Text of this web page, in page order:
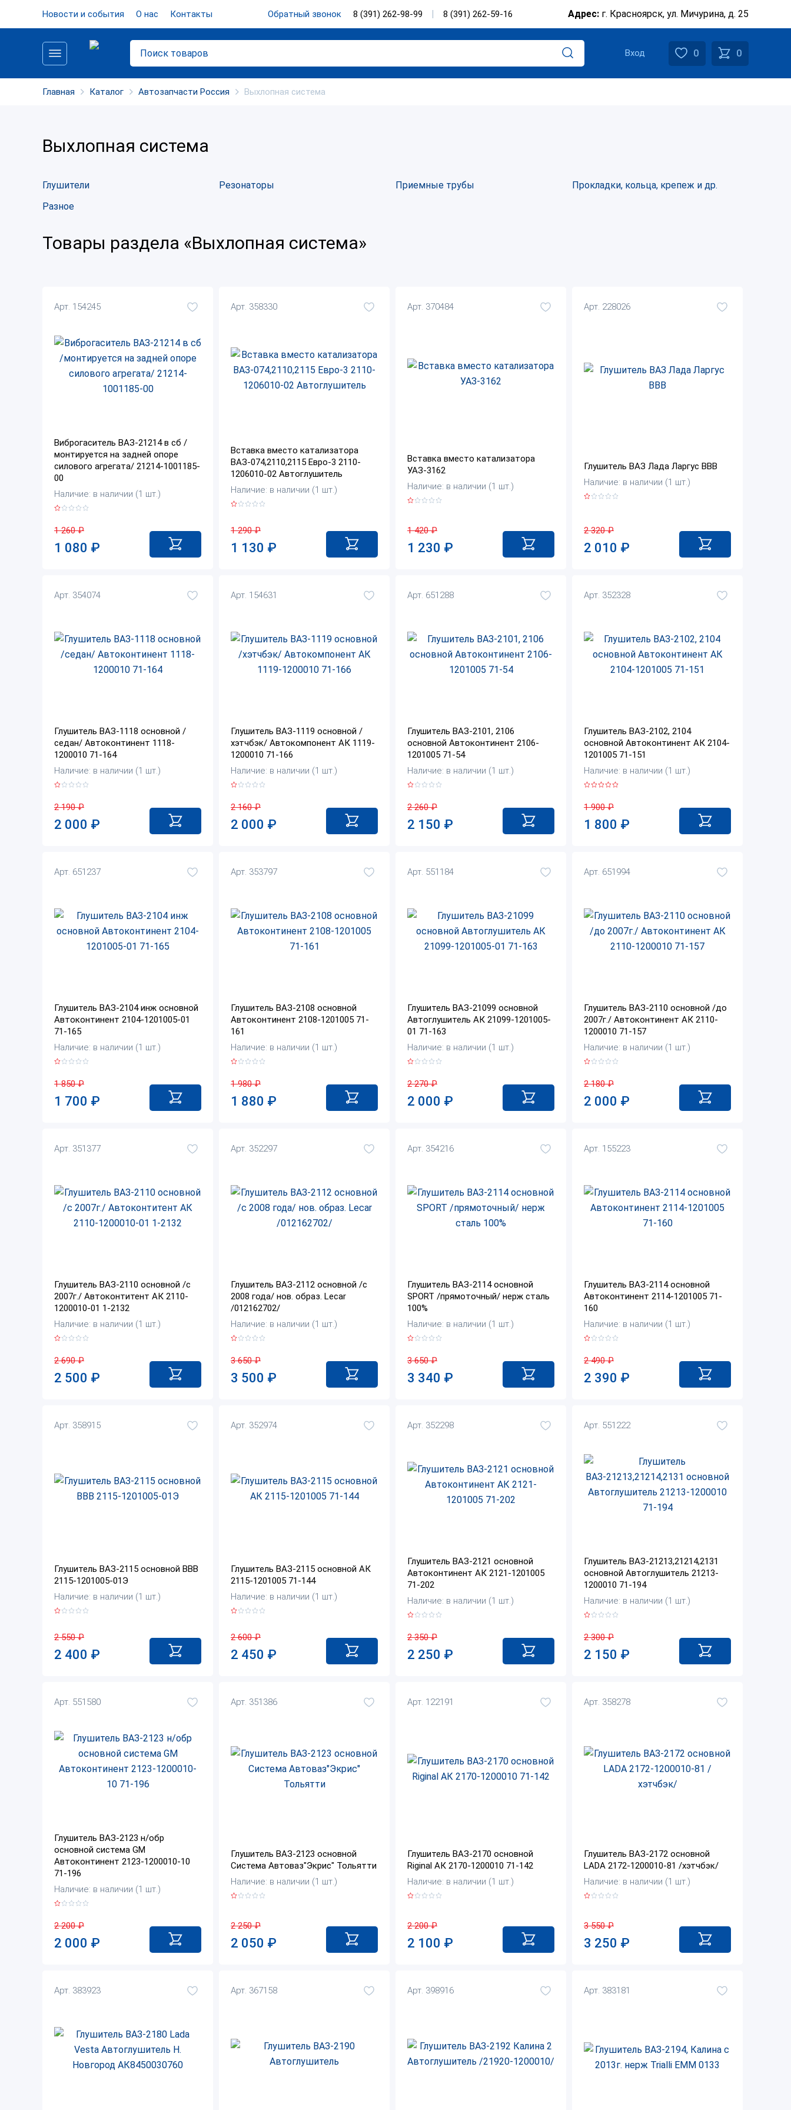
Новости и события О нас Контакты Обратный звонок 8 (391) 262-98-99 8 (391) 262-59-16 Адрес: г. Красноярск, ул. Мичурина, д. 25
Вход 0 0
Главная Каталог Автозапчасти Россия Выхлопная система
Выхлопная система
Глушители Резонаторы Приемные трубы
Прокладки, кольца, крепеж и др.
Разное
Товары раздела «Выхлопная система»
Арт. 154245
Виброгаситель ВАЗ-21214 в сб /
монтируется на задней опоре
силового агрегата/ 21214-1001185-
00
Наличие: в наличии (1 шт.)
1 260₽
1 080 ₽
Арт. 358330
Вставка вместо катализатора
ВАЗ-074,2110,2115 Евро-3 2110-
1206010-02 Автоглушитель
Наличие: в наличии (1 шт.)
1 290₽
1 130 ₽
Арт. 370484
Вставка вместо катализатора
УАЗ-3162
Наличие: в наличии (1 шт.)
1 420₽
1 230 ₽
Арт. 228026
Глушитель ВАЗ Лада Ларгус ВВВ
Наличие: в наличии (1 шт.)
2 320₽
2 010 ₽
Арт. 354074
Глушитель ВАЗ-1118 основной /
седан/ Автоконтинент 1118-
1200010 71-164
Наличие: в наличии (1 шт.)
2 190₽
2 000 ₽
Арт. 154631
Глушитель ВАЗ-1119 основной /
хэтчбэк/ Автокомпонент АК 1119-
1200010 71-166
Наличие: в наличии (1 шт.)
2 160₽
2 000 ₽
Арт. 651288
Глушитель ВАЗ-2101, 2106
основной Автоконтинент 2106-
1201005 71-54
Наличие: в наличии (1 шт.)
2 260₽
2 150 ₽
Арт. 352328
Глушитель ВАЗ-2102, 2104
основной Автоконтинент АК 2104-
1201005 71-151
Наличие: в наличии (1 шт.)
1 900₽
1 800 ₽
Арт. 651237
Глушитель ВАЗ-2104 инж основной
Автоконтинент 2104-1201005-01
71-165
Наличие: в наличии (1 шт.)
1 850₽
1 700 ₽
Арт. 353797
Глушитель ВАЗ-2108 основной
Автоконтинент 2108-1201005 71-
161
Наличие: в наличии (1 шт.)
1 980₽
1 880 ₽
Арт. 551184
Глушитель ВАЗ-21099 основной
Автоглушитель АК 21099-1201005-
01 71-163
Наличие: в наличии (1 шт.)
2 270₽
2 000 ₽
Арт. 651994
Глушитель ВАЗ-2110 основной /до
2007г./ Автоконтинент АК 2110-
1200010 71-157
Наличие: в наличии (1 шт.)
2 180₽
2 000 ₽
Арт. 351377
Глушитель ВАЗ-2110 основной /с
2007г./ Автоконтитент АК 2110-
1200010-01 1-2132
Наличие: в наличии (1 шт.)
2 690₽
2 500 ₽
Арт. 352297
Глушитель ВАЗ-2112 основной /с
2008 года/ нов. образ. Lecar
/012162702/
Наличие: в наличии (1 шт.)
3 650₽
3 500 ₽
Арт. 354216
Глушитель ВАЗ-2114 основной
SPORT /прямоточный/ нерж сталь
100%
Наличие: в наличии (1 шт.)
3 650₽
3 340 ₽
Арт. 155223
Глушитель ВАЗ-2114 основной
Автоконтинент 2114-1201005 71-
160
Наличие: в наличии (1 шт.)
2 490₽
2 390 ₽
Арт. 358915
Глушитель ВАЗ-2115 основной BBB
2115-1201005-01Э
Наличие: в наличии (1 шт.)
2 550₽
2 400 ₽
Арт. 352974
Глушитель ВАЗ-2115 основной АК
2115-1201005 71-144
Наличие: в наличии (1 шт.)
2 600₽
2 450 ₽
Арт. 352298
Глушитель ВАЗ-2121 основной
Автоконтинент АК 2121-1201005
71-202
Наличие: в наличии (1 шт.)
2 350₽
2 250 ₽
Арт. 551222
Глушитель ВАЗ-21213,21214,2131
основной Автоглушитель 21213-
1200010 71-194
Наличие: в наличии (1 шт.)
2 300₽
2 150 ₽
Арт. 551580
Глушитель ВАЗ-2123 н/обр
основной система GM
Автоконтинент 2123-1200010-10
71-196
Наличие: в наличии (1 шт.)
2 200₽
2 000 ₽
Арт. 351386
Глушитель ВАЗ-2123 основной
Система Автоваз"Экрис" Тольятти
Наличие: в наличии (1 шт.)
2 250₽
2 050 ₽
Арт. 122191
Глушитель ВАЗ-2170 основной
Riginal АК 2170-1200010 71-142
Наличие: в наличии (1 шт.)
2 200₽
2 100 ₽
Арт. 358278
Глушитель ВАЗ-2172 основной
LADA 2172-1200010-81 /хэтчбэк/
Наличие: в наличии (1 шт.)
3 550₽
3 250 ₽
Арт. 383923 Арт. 367158 Арт. 398916 Арт. 383181